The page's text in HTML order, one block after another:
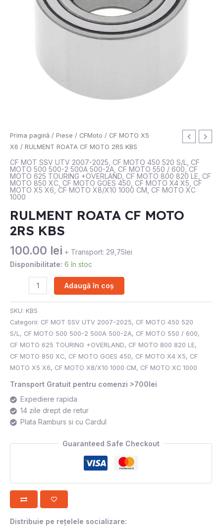
Prima pagină / Piese / CFMoto / CF MOTO X5
X6 / RULMENT ROATA CF MOTO 2RS KBS
CF MOT SSV UTV 2007-2025 CF MOTO 450 520 S/L
CF
MOTO 500 500-2 500A 500-2A CF MOTO 550 / 600 ,CF
MOTO 625 TOURING +OVERLAND CF MOTO 800 820 LE CF
MOTO 850 XC CF MOTO GOES 450 CF MOTO X4 X5 CF
MOTO X5 X6 CF MOTO X8/X10 1000 CM CF MOTO XC
1000
RULMENT ROATA CF MOTO
2RS KBS
100.00 lei + Transport: 29,75lei
Disponibilitate: 6 în stoc
Cantitate
RULMENT
ROATA
CF
MOTO
2RS
Adaugă în coș
SKU: KBS
Categorii: CF MOT SSV UTV 2007-2025, CF MOTO 450 520
S/L , CF MOTO 500 500-2 500A 500-2A, CF MOTO 550 / 600,
CF MOTO 625 TOURING +OVERLAND, CF MOTO 800 820 LE,
CF MOTO 850 XC, CF MOTO GOES 450, CF MOTO X4 X5, CF
MOTO X5 X6, CF MOTO X8/X10 1000 CM, CF MOTO XC 1000
Transport Gratuit pentru comenzi >700lei
Expediere rapida
14 zile drept de retur
Plata Ramburs si cu Cardul
Guaranteed Safe Checkout
Distribuie pe rețelele socializare: